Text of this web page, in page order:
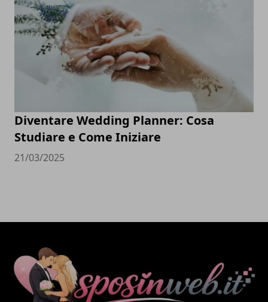
Diventare Wedding Planner: Cosa
Studiare e Come Iniziare
21/03/2025